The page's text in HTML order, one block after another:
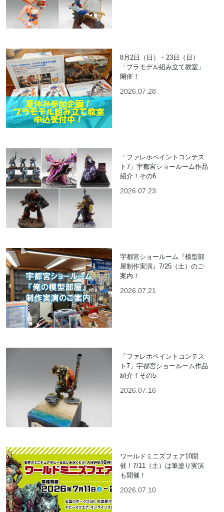
8月2日（日）・23日（日）
「プラモデル組み立て教室」
開催！
2026.07.28
「ファレホペイントコンテス
ト7」宇都宮ショールーム作品
紹介！その6
2026.07.23
宇都宮ショールーム『模型部
屋制作実演』7/25（土）のご
案内！
2026.07.21
「ファレホペイントコンテス
ト7」宇都宮ショールーム作品
紹介！その5
2026.07.16
ワールドミニズフェア10開
催！7/11（土）は筆塗り実演
も開催！
2026.07.10